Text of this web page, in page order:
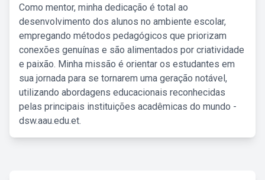
Como mentor, minha dedicação é total ao
desenvolvimento dos alunos no ambiente escolar,
empregando métodos pedagógicos que priorizam
conexões genuínas e são alimentados por criatividade
e paixão. Minha missão é orientar os estudantes em
sua jornada para se tornarem uma geração notável,
utilizando abordagens educacionais reconhecidas
pelas principais instituições acadêmicas do mundo -
dsw.aau.edu.et.